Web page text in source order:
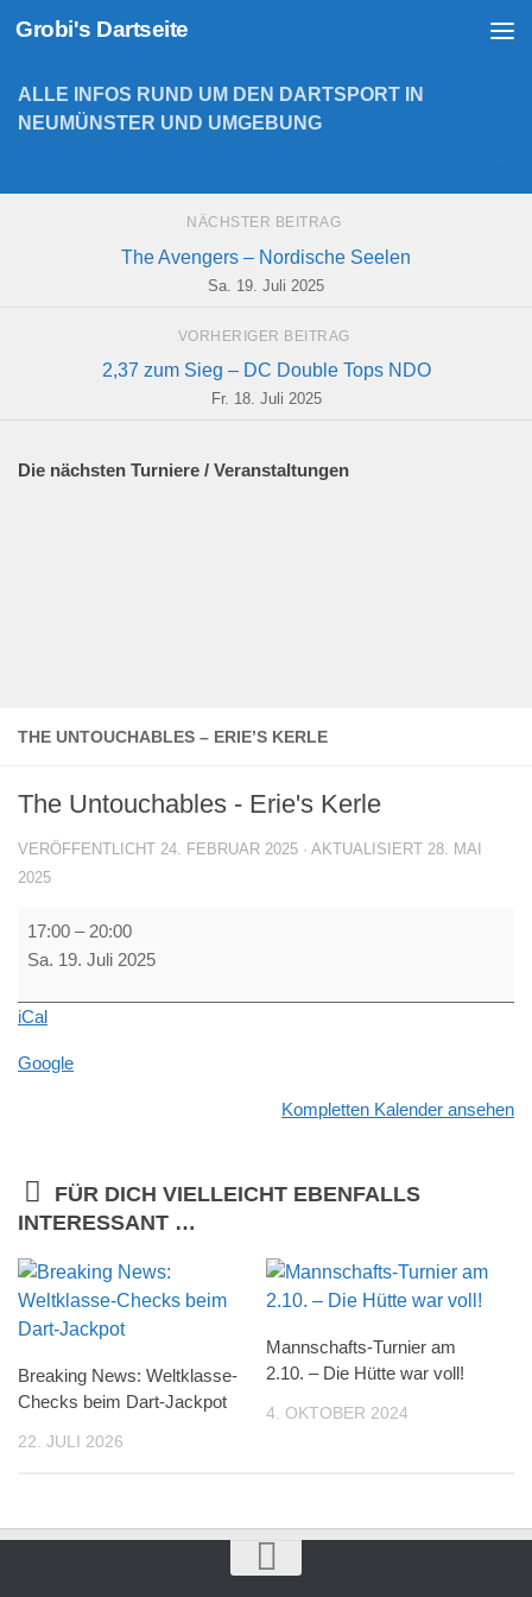
Zum Inhalt springen
Grobi's Dartseite
THE UNTOUCHABLES – ERIE’S KERLE
The Untouchables - Erie's Kerle
VERÖFFENTLICHT 24. FEBRUAR 2025 · AKTUALISIERT 28. MAI
2025
The
Untouchables
Erie's
17:00 – 20:00
Sa. 19. Juli 2025
iCal
Google
Kompletten Kalender ansehen
FÜR DICH VIELLEICHT EBENFALLS
INTERESSANT …
Breaking News: Weltklasse-
Checks beim Dart-Jackpot
22. JULI 2026
Mannschafts-Turnier am
2.10. – Die Hütte war voll!
4. OKTOBER 2024
ALLE INFOS RUND UM DEN DARTSPORT IN
NEUMÜNSTER UND UMGEBUNG
NÄCHSTER BEITRAG
The Avengers – Nordische Seelen
Sa. 19. Juli 2025
VORHERIGER BEITRAG
2,37 zum Sieg – DC Double Tops NDO
Fr. 18. Juli 2025
Die nächsten Turniere / Veranstaltungen